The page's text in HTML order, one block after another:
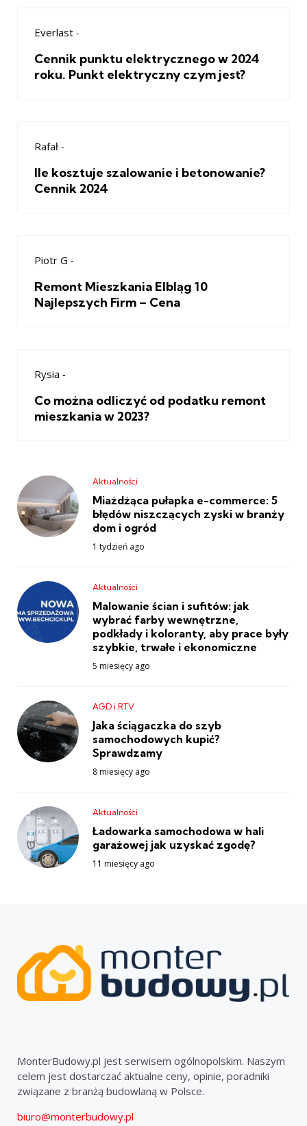
Everlast -
Cennik punktu elektrycznego w 2024
roku. Punkt elektryczny czym jest?
Rafał -
Ile kosztuje szalowanie i betonowanie?
Cennik 2024
Piotr G -
Remont Mieszkania Elbląg 10
Najlepszych Firm – Cena
Rysia -
Co można odliczyć od podatku remont
mieszkania w 2023?
Aktualności
Miażdżąca pułapka e-commerce: 5
błędów niszczących zyski w branży
dom i ogród
1 tydzień ago
Aktualności
Malowanie ścian i sufitów: jak
wybrać farby wewnętrzne,
podkłady i koloranty, aby prace były
szybkie, trwałe i ekonomiczne
5 miesięcy ago
AGD i RTV
Jaka ściągaczka do szyb
samochodowych kupić?
Sprawdzamy
8 miesięcy ago
Aktualności
Ładowarka samochodowa w hali
garażowej jak uzyskać zgodę?
11 miesięcy ago
MonterBudowy.pl jest serwisem ogólnopolskim. Naszym
celem jest dostarczać aktualne ceny, opinie, poradniki
związane z branżą budowlaną w Polsce.
biuro@monterbudowy.pl